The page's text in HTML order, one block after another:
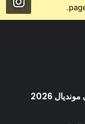
2026